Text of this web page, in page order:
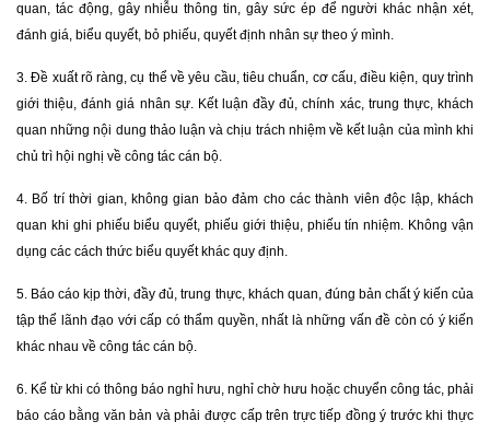
quan, tác động, gây nhiễu thông tin, gây sức ép để người khác nhận xét,
đánh giá, biểu quyết, bỏ phiếu, quyết định nhân sự theo ý mình.
3. Đề xuất rõ ràng, cụ thể về yêu cầu, tiêu chuẩn, cơ cấu, điều kiện, quy trình
giới thiệu, đánh giá nhân sự. Kết luận đầy đủ, chính xác, trung thực, khách
quan những nội dung thảo luận và chịu trách nhiệm về kết luận của mình khi
chủ trì hội nghị về công tác cán bộ.
4. Bố trí thời gian, không gian bảo đảm cho các thành viên độc lập, khách
quan khi ghi phiếu biểu quyết, phiếu giới thiệu, phiếu tín nhiệm. Không vận
dụng các cách thức biểu quyết khác quy định.
5. Báo cáo kịp thời, đầy đủ, trung thực, khách quan, đúng bản chất ý kiến của
tập thể lãnh đạo với cấp có thẩm quyền, nhất là những vấn đề còn có ý kiến
khác nhau về công tác cán bộ.
6. Kể từ khi có thông báo nghỉ hưu, nghỉ chờ hưu hoặc chuyển công tác, phải
báo cáo bằng văn bản và phải được cấp trên trực tiếp đồng ý trước khi thực